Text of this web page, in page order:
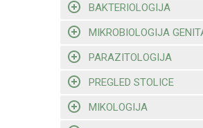
BAKTERIOLOGIJA
MIKROBIOLOGIJA
PARAZITOLOGIJA
PREGLED STOLICE
MIKOLOGIJA